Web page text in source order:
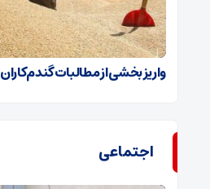
واریز بخشی از مطالبات گندم‌کاران
اجتماعی